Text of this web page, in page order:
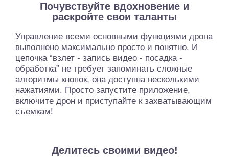
Почувствуйте вдохновение и
раскройте свои таланты
Управление всеми основными функциями дрона
выполнено максимально просто и понятно. И
цепочка “взлет - запись видео - посадка -
обработка” не требует запоминать сложные
алгоритмы кнопок, она доступна несколькими
нажатиями. Просто запустите приложение,
включите дрон и приступайте к захватывающим
съемкам!
Делитесь своими видео!